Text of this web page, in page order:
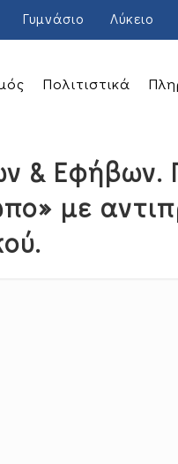
Γυμνάσιο Λύκειο
Πολιτιστικά
&
με